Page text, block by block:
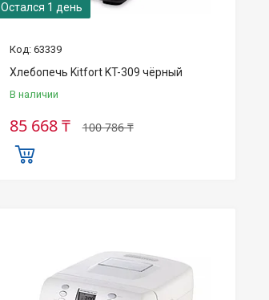
Остался 1 день
63339
Хлебопечь Kitfort KT-309 чёрный
В наличии
100 786 ₸
85 668 ₸